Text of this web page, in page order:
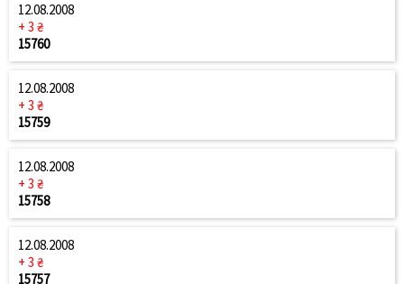
12.08.2008
+ 3 ₴
15760
12.08.2008
+ 3 ₴
15759
12.08.2008
+ 3 ₴
15758
12.08.2008
+ 3 ₴
15757